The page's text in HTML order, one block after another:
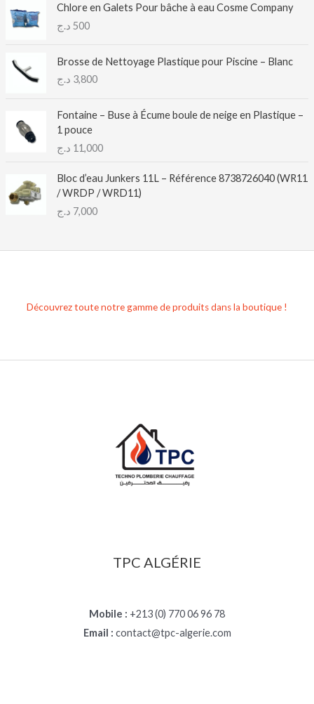
Chlore en Galets Pour bâche à eau Cosme Company
500 د.ج
Brosse de Nettoyage Plastique pour Piscine – Blanc
3,800 د.ج
Fontaine – Buse à Écume boule de neige en Plastique –
1 pouce
11,000 د.ج
Bloc d’eau Junkers 11L – Référence 8738726040 (WR11
/ WRDP / WRD11)
7,000 د.ج
Découvrez toute notre gamme de produits dans la boutique !
TPC ALGÉRIE
Mobile : +213 (0) 770 06 96 78
Email : contact@tpc-algerie.com